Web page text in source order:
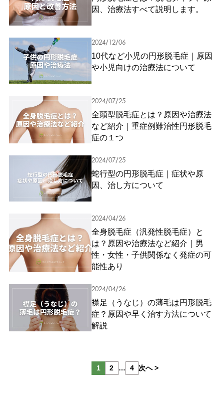
因、治療法すべて説明します。
2024/12/06
10代など小児の円形脱毛症｜原因
や小児向けの治療法について
2024/07/25
全頭型脱毛症とは？原因や治療法
など紹介｜重症例難治性円形脱毛
症の１つ
2024/07/25
蛇行型の円形脱毛症｜症状や原
因、治し方について
2024/04/26
全身脱毛症（汎発性脱毛症）と
は？原因や治療法など紹介｜男
性・女性・子供関係なく発症の可
能性あり
2024/04/26
襟足（うなじ）の薄毛は円形脱毛
症？原因や早く治す方法について
解説
投
1 2 … 4 次へ >